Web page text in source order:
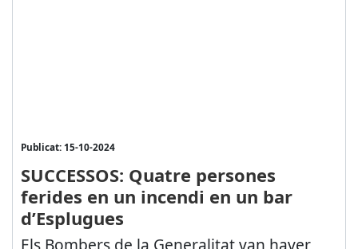
Publicat: 15-10-2024
SUCCESSOS: Quatre persones
ferides en un incendi en un bar
d’Esplugues
Els Bombers de la Generalitat van haver